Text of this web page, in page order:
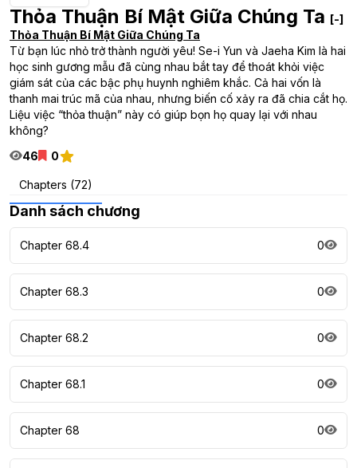
Thỏa Thuận Bí Mật Giữa Chúng Ta [-]
Thỏa Thuận Bí Mật Giữa Chúng Ta
Từ bạn lúc nhỏ trở thành người yêu! Se-i Yun và Jaeha Kim là hai
học sinh gương mẫu đã cùng nhau bắt tay để thoát khỏi việc
giám sát của các bậc phụ huynh nghiêm khắc. Cả hai vốn là
thanh mai trúc mã của nhau, nhưng biến cố xảy ra đã chia cắt họ.
Liệu việc “thỏa thuận” này có giúp bọn họ quay lại với nhau
không?
46
0
Chapters (72)
Danh sách chương
Chapter 68.4 0
Chapter 68.3 0
Chapter 68.2 0
Chapter 68.1 0
Chapter 68 0